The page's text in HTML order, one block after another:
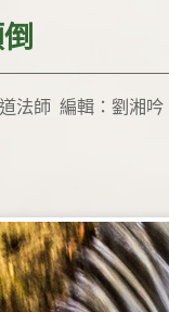
法師 編輯：劉湘